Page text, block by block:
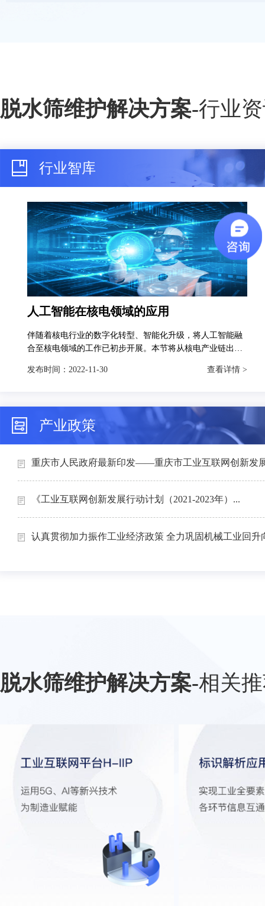
脱水筛维护解决方案-行业
行业智库
人工智能在核电领域的应用
伴随着核电行业的数字化转型、智能化升级，将人工智能融
合至核电领域的工作已初步开展。本节将从核电产业链出
和智能运维4个场景下的典型应用进行介绍。
发布时间： 2022-11-30 查看详情 >
产业政策
重庆市人民政府最新印发——重庆市工业互联网创新发
《工业互联网创新发展行动计划（2021-2023年）...
认真贯彻加力振作工业经济政策 全力巩固机械工业回升
脱水筛维护解决方案-相关